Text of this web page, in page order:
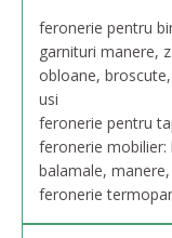
feronerie pentru
garnituri manere,
obloane,
usi
feronerie pentru
feronerie
balamale,
feronerie